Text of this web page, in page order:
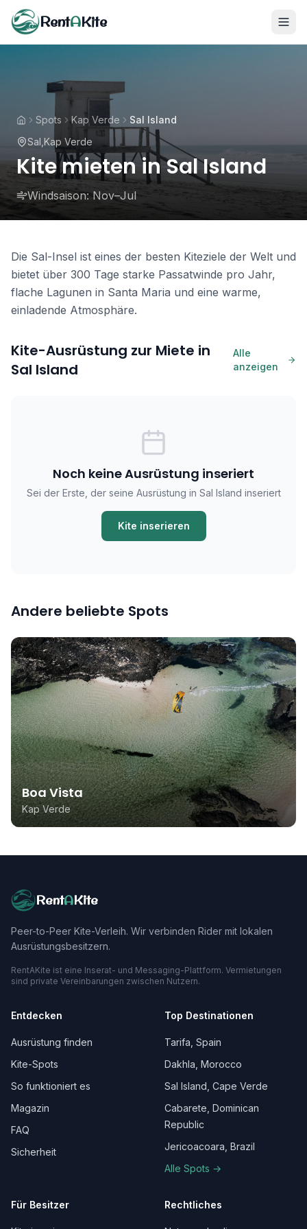
RentAKite
Spots Kap Verde
Sal Island
Sal Kap Verde
Kite mieten in Sal Island
Windsaison: Nov–Jul
Die Sal-Insel ist eines der besten Kiteziele der Welt und
bietet über 300 Tage starke Passatwinde pro Jahr,
flache Lagunen in Santa Maria und eine warme,
einladende Atmosphäre.
Kite-Ausrüstung zur Miete in
Sal Island
Alle
anzeigen
Noch keine Ausrüstung inseriert
Sei der Erste, der seine Ausrüstung in Sal Island inseriert
Kite inserieren
Andere beliebte Spots
Boa Vista
Kap Verde
RentAKite
Peer-to-Peer Kite-Verleih. Wir verbinden Rider mit lokalen
Ausrüstungsbesitzern.
RentAKite ist eine Inserat- und Messaging-Plattform. Vermietungen
sind private Vereinbarungen zwischen Nutzern.
Entdecken
Ausrüstung finden
Kite-Spots
So funktioniert es
Magazin
FAQ
Sicherheit
Top Destinationen
Tarifa, Spain
Dakhla, Morocco
Sal Island, Cape Verde
Cabarete, Dominican
Republic
Jericoacoara, Brazil
Alle Spots →
Für Besitzer Rechtliches